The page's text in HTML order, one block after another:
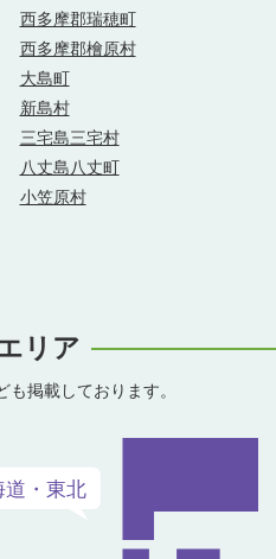
西多摩郡瑞穂町
西多摩郡檜原村
大島町
新島村
三宅島三宅村
八丈島八丈町
小笠原村
リア
掲載しております。